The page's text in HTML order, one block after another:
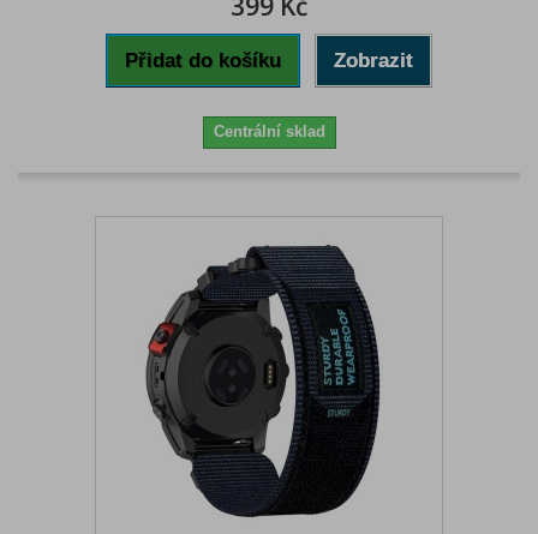
Přidat do košíku Zobrazit
Centrální sklad